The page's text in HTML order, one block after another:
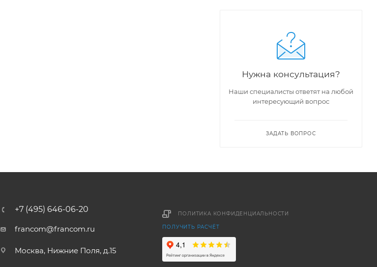
Нужна консультация?
Наши специалисты ответят на любой
интересующий вопрос
ЗАДАТЬ ВОПРОС
+7 (495) 646-06-20
francom@francom.ru
Москва, Нижние Поля, д.15
ПОЛИТИКА КОНФИДЕНЦИАЛЬНОСТИ
ПОЛУЧИТЬ РАСЧЁТ